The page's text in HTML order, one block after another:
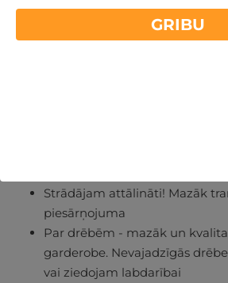
Strādājam attālināti! Mazāk
piesārņojuma
Par drēbēm - mazāk un
garderobe. Nevajadzīgās
vai ziedojam labdarībai
GRIBU